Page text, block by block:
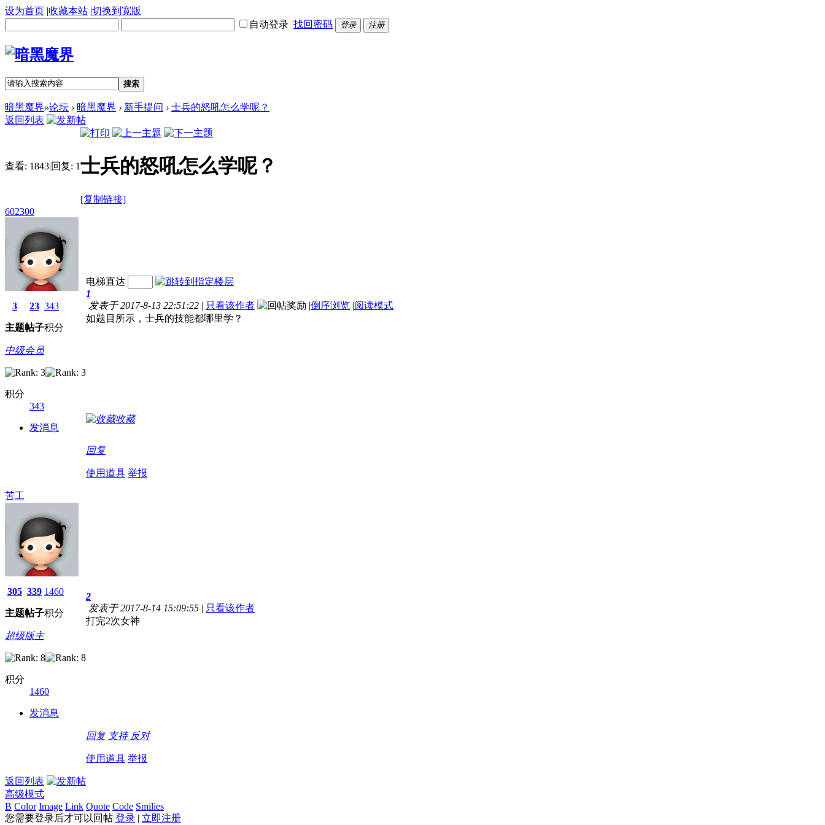
设为首页 |收藏本站 |切换到宽版
自动登录 找回密码 登录 注册
搜索
暗黑魔界»论坛 › 暗黑魔界 › 新手提问 › 士兵的怒吼怎么学呢？
返回列表
查看: 1843|回复: 1士兵的怒吼怎么学呢？
[复制链接]
602300
3
主题
23
帖子
343
积分
中级会员
积分
343
发消息
电梯直达
1
发表于 2017-8-13 22:51:22 | 只看该作者 |倒序浏览 |阅读模式
如题目所示，士兵的技能都哪里学？
收藏
回复
使用道具 举报
苦工
305
主题
339
帖子
1460
积分
超级版主
积分
1460
发消息
2
发表于 2017-8-14 15:09:55 | 只看该作者
打完2次女神
回复 支持 反对
使用道具 举报
返回列表
高级模式
B Color Image Link Quote Code Smilies
您需要登录后才可以回帖 登录 | 立即注册